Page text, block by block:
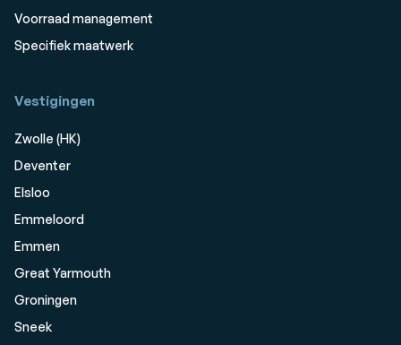
Voorraad management
Specifiek maatwerk
Vestigingen
Zwolle (HK)
Deventer
Elsloo
Emmeloord
Emmen
Great Yarmouth
Groningen
Sneek